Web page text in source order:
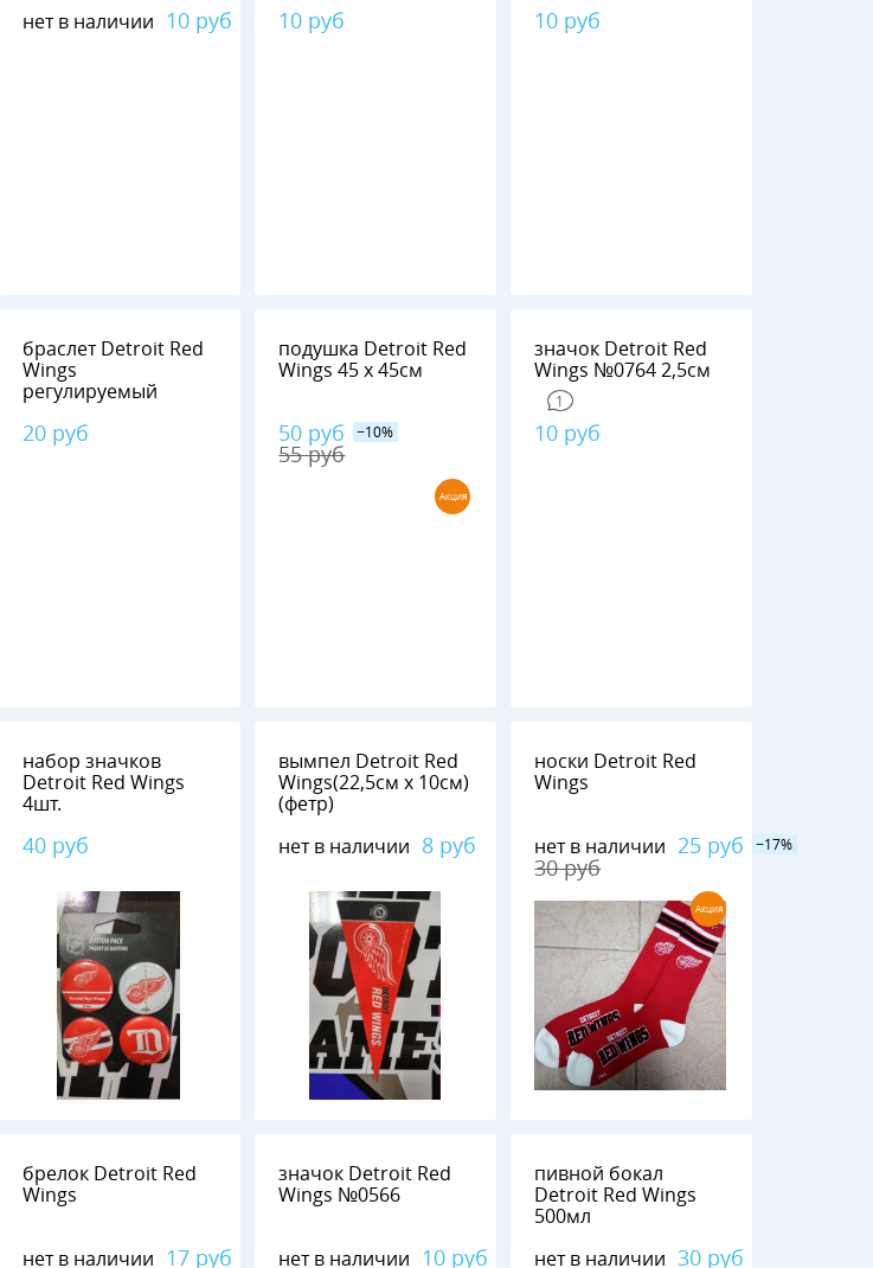
нет в наличии 10 руб 10 руб 10 руб
браслет Detroit Red
Wings
регулируемый
20 руб
подушка Detroit Red
Wings 45 х 45см
50 руб
55 руб
−10%
Акция
значок Detroit Red
Wings №0764 2,5см
1
10 руб
набор значков
Detroit Red Wings
4шт.
40 руб
вымпел Detroit Red
Wings(22,5см х 10см)
(фетр)
нет в наличии 8 руб
носки Detroit Red
Wings
нет в наличии 25 руб
30 руб
−17%
Акция
брелок Detroit Red
Wings
нет в наличии 17 руб
значок Detroit Red
Wings №0566
нет в наличии 10 руб
пивной бокал
Detroit Red Wings
500мл
нет в наличии 30 руб